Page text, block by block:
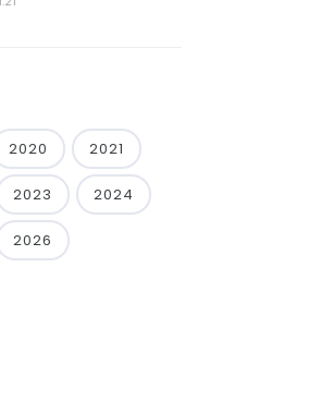
2020 2021
2023 2024
2026